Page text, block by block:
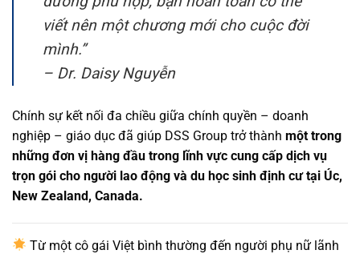
viết nên một chương mới cho cuộc đời
mình.”
– Dr. Daisy Nguyễn
Chính sự kết nối đa chiều giữa chính quyền – doanh
nghiệp – giáo dục đã giúp DSS Group trở thành một trong
những đơn vị hàng đầu trong lĩnh vực cung cấp dịch vụ
trọn gói cho người lao động và du học sinh định cư tại Úc,
New Zealand, Canada.
Từ một cô gái Việt bình thường đến người phụ nữ lãnh